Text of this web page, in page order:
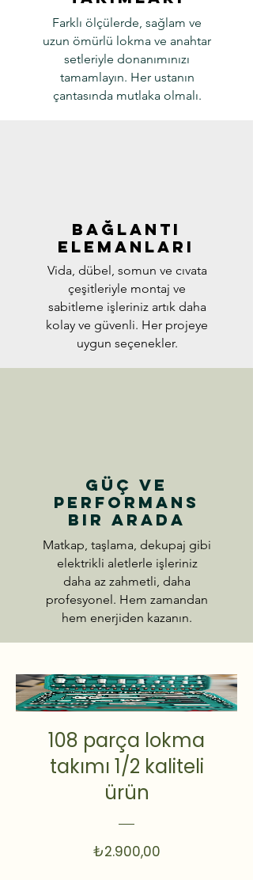
Farklı ölçülerde, sağlam ve
uzun ömürlü lokma ve anahtar
setleriyle donanımınızı
tamamlayın. Her ustanın
çantasında mutlaka olmalı.
Bağlantı
Elemanları
Vida, dübel, somun ve cıvata
çeşitleriyle montaj ve
sabitleme işleriniz artık daha
kolay ve güvenli. Her projeye
uygun seçenekler.
Güç ve
Performans
Bir Arada
Matkap, taşlama, dekupaj gibi
elektrikli aletlerle işleriniz
daha az zahmetli, daha
profesyonel. Hem zamandan
hem enerjiden kazanın.
108 parça lokma
takımı 1/2 kaliteli
ürün
₺2.900,00Fiyat